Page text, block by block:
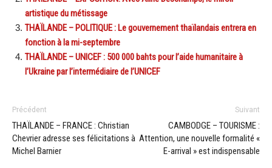
artistique du métissage
THAÏLANDE – POLITIQUE : Le gouvernement thaïlandais entrera en
fonction à la mi-septembre
THAÏLANDE – UNICEF : 500 000 bahts pour l’aide humanitaire à
l’Ukraine par l’intermédiaire de l’UNICEF
Précédent
THAÏLANDE – FRANCE : Christian
Chevrier adresse ses félicitations à
Michel Barnier
Suivant
CAMBODGE – TOURISME :
Attention, une nouvelle formalité «
E-arrival » est indispensable